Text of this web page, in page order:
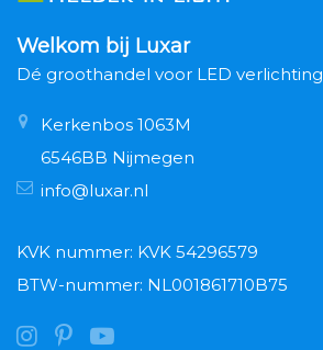
Welkom bij Luxar
Dé groothandel voor LED verlichting
Kerkenbos 1063M
6546BB Nijmegen
info@luxar.nl
KVK nummer: KVK 54296579
BTW-nummer: NL001861710B75